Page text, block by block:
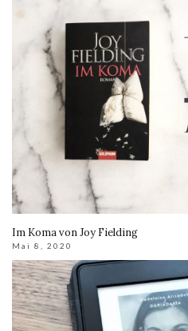
Im Koma von Joy Fielding
Mai 8, 2020